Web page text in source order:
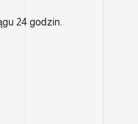
24 godzin.